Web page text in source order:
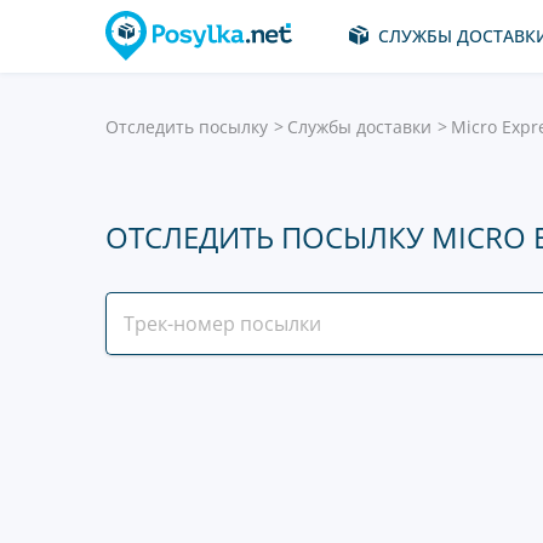
СЛУЖБЫ
Отследить посылку Службы доставки Micro
ОТСЛЕДИТЬ ПОСЫЛКУ MICRO